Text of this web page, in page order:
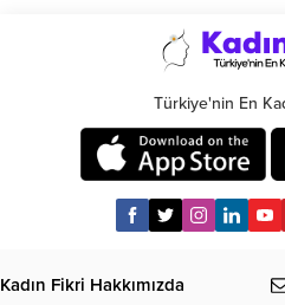
Türkiye'nin En
Kadın Fikri Hakkımızda